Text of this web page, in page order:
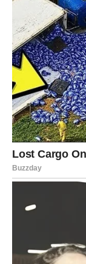
žila
Kako biste
komplikacija
Redovite
da otkrijete
više voća,
Redovitu
kretanja
Prestanak